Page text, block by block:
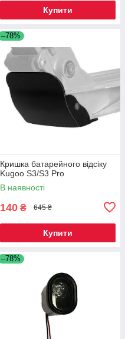
Купити
–78%
Кришка батарейного відсіку
Kugoo S3/S3 Pro
В наявності
140 ₴ 645 ₴
Купити
–78%